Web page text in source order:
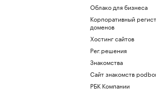
Облако для бизнеса
Корпоративный
доменов
Хостинг сайтов
Рег.решения
Знакомства
Сайт знакомств
РБК Компании